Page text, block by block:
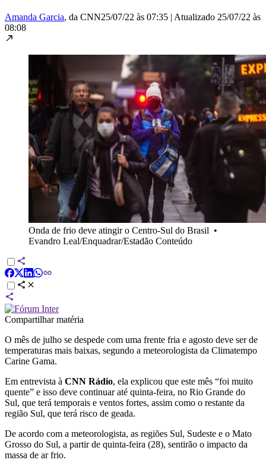
Amanda Garcia, da CNN25/07/22 às 07:35 | Atualizado 25/07/22 às
08:08
Onda de frio deve atingir o Centro-Sul do Brasil •
Evandro Leal/Enquadrar/Estadão Conteúdo
Compartilhar matéria
O mês de julho se despede com uma frente fria e agosto deve ser de
temperaturas mais baixas, segundo a meteorologista da Climatempo
Carine Gama.
Em entrevista à CNN Rádio, ela explicou que este mês “foi muito
quente” e isso deve continuar até quinta-feira, no Rio Grande do
Sul, que terá temporais e ventos fortes, assim como o restante da
região Sul, que terá risco de geada.
De acordo com a meteorologista, as regiões Sul, Sudeste e o Mato
Grosso do Sul, a partir de quinta-feira (28), sentirão o impacto da
massa de ar frio.